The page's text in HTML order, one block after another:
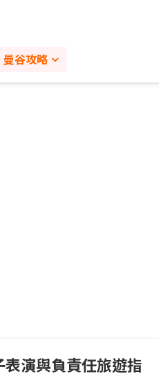
曼谷攻略
曼谷攻略
演與負責任旅遊指